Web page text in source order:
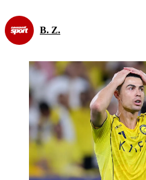
B. Z.